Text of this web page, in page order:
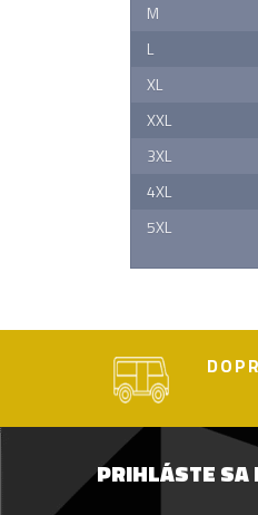
M
L
XL
XXL
3XL
4XL
5XL
PRIHLÁSTE SA